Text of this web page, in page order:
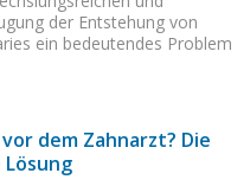
der Entstehung von
ein bedeutendes Problem
dem Zahnarzt? Die